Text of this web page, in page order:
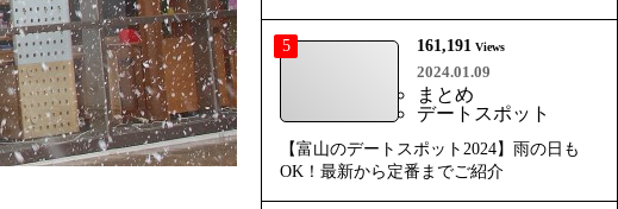
5 161,191 Views
2024.01.09
まとめ
デートスポット
【富山のデートスポット2024】雨の日も
OK！最新から定番までご紹介